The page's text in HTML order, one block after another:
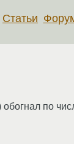
Статьи
по